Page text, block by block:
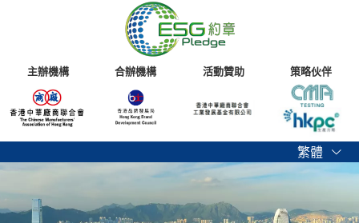
主辦機構 合辦機構 活動贊助 策略伙伴
繁體